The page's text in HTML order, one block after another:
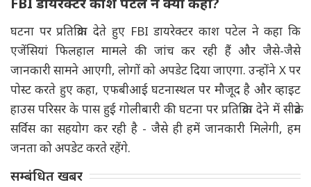
घटना पर प्रतिक्रिया देते हुए FBI डायरेक्टर काश पटेल ने कहा कि
एजेंसियां फिलहाल मामले की जांच कर रही हैं और जैसे-जैसे
जानकारी सामने आएगी, लोगों को अपडेट दिया जाएगा. उन्होंने X पर
पोस्ट करते हुए कहा, एफबीआई घटनास्थल पर मौजूद है और व्हाइट
हाउस परिसर के पास हुई गोलीबारी की घटना पर प्रतिक्रिया देने में सीक्रेट
सर्विस का सहयोग कर रही है - जैसे ही हमें जानकारी मिलेगी, हम
जनता को अपडेट करते रहेंगे.
सम्बंधित खबर